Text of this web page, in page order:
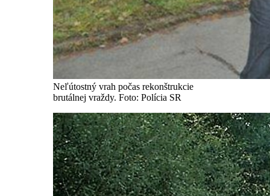
Neľútostný vrah počas rekonštrukcie
brutálnej vraždy. Foto: Polícia SR